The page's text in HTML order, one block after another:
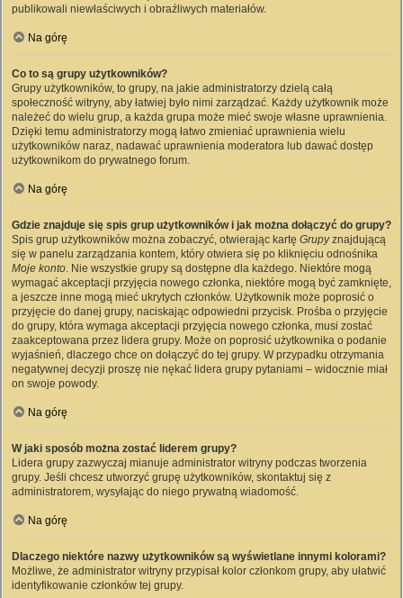
publikowali niewłaściwych i obraźliwych materiałów.
Na górę
Co to są grupy użytkowników?
Grupy użytkowników, to grupy, na jakie administratorzy dzielą całą
społeczność witryny, aby łatwiej było nimi zarządzać. Każdy użytkownik może
należeć do wielu grup, a każda grupa może mieć swoje własne uprawnienia.
Dzięki temu administratorzy mogą łatwo zmieniać uprawnienia wielu
użytkowników naraz, nadawać uprawnienia moderatora lub dawać dostęp
użytkownikom do prywatnego forum.
Na górę
Gdzie znajduje się spis grup użytkowników i jak można dołączyć do grupy?
Spis grup użytkowników można zobaczyć, otwierając kartę Grupyznajdującą
się w panelu zarządzania kontem, który otwiera się po kliknięciu odnośnika
Moje konto. Nie wszystkie grupy są dostępne dla każdego. Niektóre mogą
wymagać akceptacji przyjęcia nowego członka, niektóre mogą być zamknięte,
a jeszcze inne mogą mieć ukrytych członków. Użytkownik może poprosić o
przyjęcie do danej grupy, naciskając odpowiedni przycisk. Prośba o przyjęcie
do grupy, która wymaga akceptacji przyjęcia nowego członka, musi zostać
zaakceptowana przez lidera grupy. Może on poprosić użytkownika o podanie
wyjaśnień, dlaczego chce on dołączyć do tej grupy. W przypadku otrzymania
negatywnej decyzji proszę nie nękać lidera grupy pytaniami – widocznie miał
on swoje powody.
Na górę
W jaki sposób można zostać liderem grupy?
Lidera grupy zazwyczaj mianuje administrator witryny podczas tworzenia
grupy. Jeśli chcesz utworzyć grupę użytkowników, skontaktuj się z
administratorem, wysyłając do niego prywatną wiadomość.
Na górę
Dlaczego niektóre nazwy użytkowników są wyświetlane innymi kolorami?
Możliwe, że administrator witryny przypisał kolor członkom grupy, aby ułatwić
identyfikowanie członków tej grupy.